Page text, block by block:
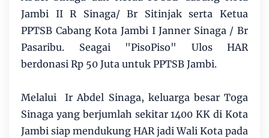
Jambi II R Sinaga/ Br Sitinjak serta Ketua
PPTSB Cabang Kota Jambi I Janner Sinaga / Br
Pasaribu. Seagai "PisoPiso" Ulos HAR
berdonasi Rp 50 Juta untuk PPTSB Jambi.
Melalui Ir Abdel Sinaga, keluarga besar Toga
Sinaga yang berjumlah sekitar 1400 KK di Kota
Jambi siap mendukung HAR jadi Wali Kota pada